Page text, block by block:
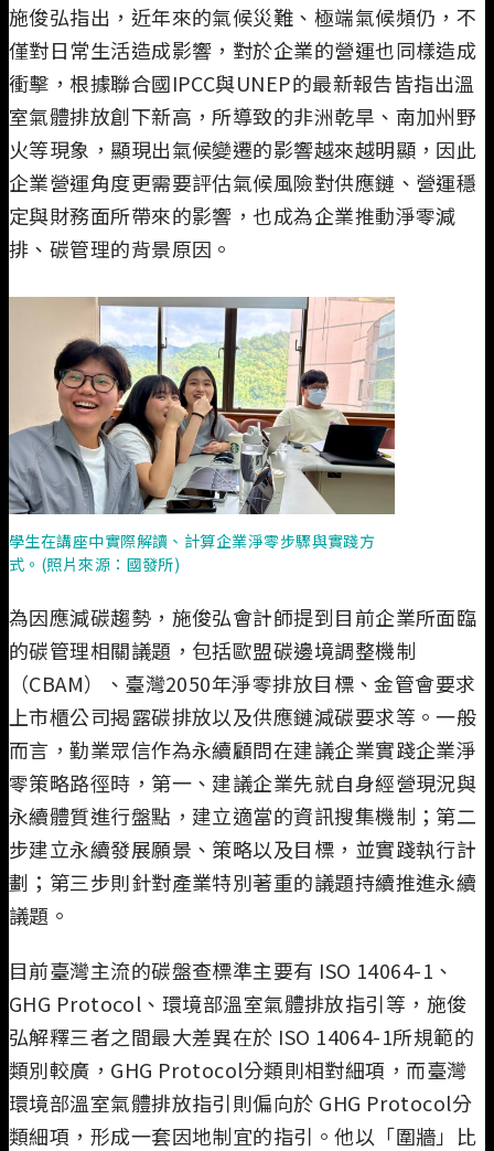
施俊弘指出，近年來的氣候災難、極端氣候頻仍，不
僅對日常生活造成影響，對於企業的營運也同樣造成
衝擊，根據聯合國IPCC與UNEP的最新報告皆指出溫
室氣體排放創下新高，所導致的非洲乾旱、南加州野
火等現象，顯現出氣候變遷的影響越來越明顯，因此
企業營運角度更需要評估氣候風險對供應鏈、營運穩
定與財務面所帶來的影響，也成為企業推動淨零減
排、碳管理的背景原因。
學生在講座中實際解讀、計算企業淨零步驟與實踐方
式。(照片來源：國發所)
為因應減碳趨勢，施俊弘會計師提到目前企業所面臨
的碳管理相關議題，包括歐盟碳邊境調整機制
（CBAM）、臺灣2050年淨零排放目標、金管會要求
上市櫃公司揭露碳排放以及供應鏈減碳要求等。一般
而言，勤業眾信作為永續顧問在建議企業實踐企業淨
零策略路徑時，第一、建議企業先就自身經營現況與
永續體質進行盤點，建立適當的資訊搜集機制；第二
步建立永續發展願景、策略以及目標，並實踐執行計
劃；第三步則針對產業特別著重的議題持續推進永續
議題。
目前臺灣主流的碳盤查標準主要有 ISO 14064-1、
GHG Protocol、環境部溫室氣體排放指引等，施俊
弘解釋三者之間最大差異在於 ISO 14064-1所規範的
類別較廣，GHG Protocol分類則相對細項，而臺灣
環境部溫室氣體排放指引則偏向於 GHG Protocol分
類細項，形成一套因地制宜的指引。他以「圍牆」比